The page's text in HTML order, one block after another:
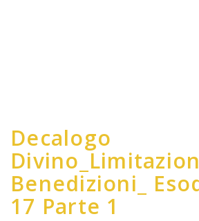
Decalogo
Benedizioni_
17 Parte 1